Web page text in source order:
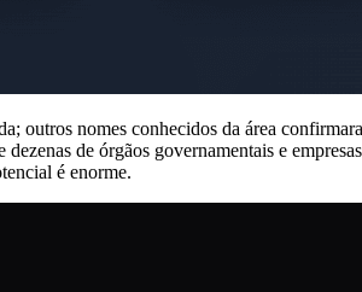
outros nomes conhecidos da área
dezenas de órgãos governamentais e
é enorme.